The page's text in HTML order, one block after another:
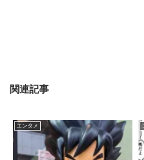
関連記事
エンタメ